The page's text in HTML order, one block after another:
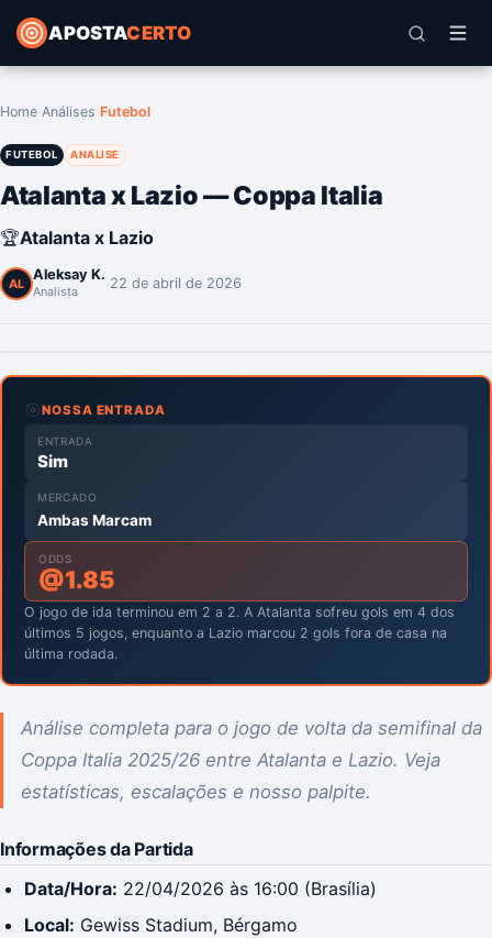
APOSTACERTO
Home Análises Futebol
FUTEBOL ANALISE
Atalanta x Lazio — Coppa Italia
🏆Atalanta x Lazio
AL
Aleksay K.
Analista 22 de abril de 2026
🎯NOSSA ENTRADA
ENTRADA
Sim
MERCADO
Ambas Marcam
ODDS
@1.85
O jogo de ida terminou em 2 a 2. A Atalanta sofreu gols em 4 dos
últimos 5 jogos, enquanto a Lazio marcou 2 gols fora de casa na
última rodada.
Análise completa para o jogo de volta da semifinal da
Coppa Italia 2025/26 entre Atalanta e Lazio. Veja
estatísticas, escalações e nosso palpite.
Informações da Partida
Data/Hora: 22/04/2026 às 16:00 (Brasília)
Local: Gewiss Stadium, Bérgamo